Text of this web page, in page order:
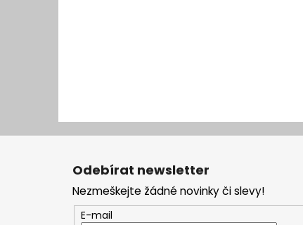
Z
Odebírat newsletter
Nezmeškejte žádné novinky či slevy!
E-mail